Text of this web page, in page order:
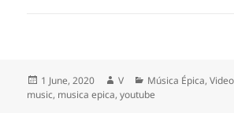
Posted
on
1 June, 2020 Author
V Categories
Música Épica,
music, musica epica,youtube